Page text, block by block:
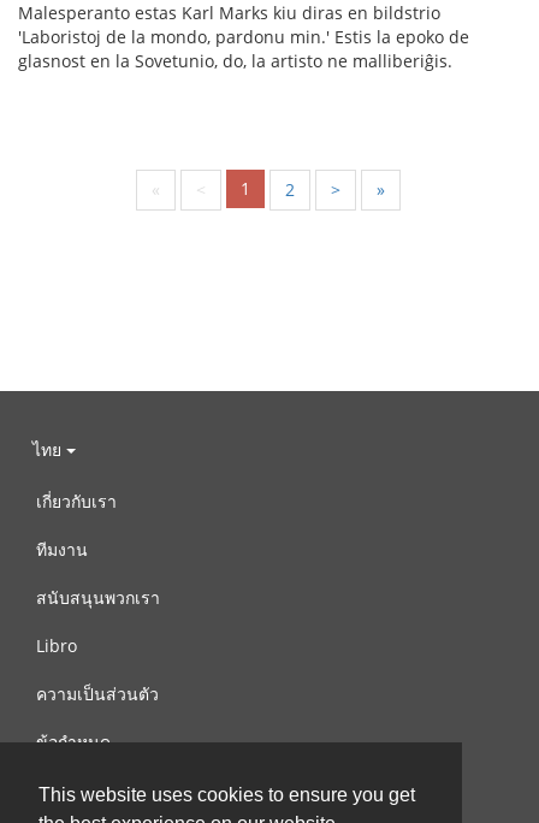
This website uses cookies to ensure you get
Malesperanto estas Karl Marks kiu diras en bildstrio
'Laboristoj de la mondo, pardonu min.' Estis la epoko de
glasnost en la Sovetunio, do, la artisto ne malliberiĝis.
« < 1 2 > »
ไทย
เกี่ยวกับเรา
ทีมงาน
สนับสนุนพวกเรา
Libro
ความเป็นส่วนตัว
ข้อกำหนด
ติดต่อเรา